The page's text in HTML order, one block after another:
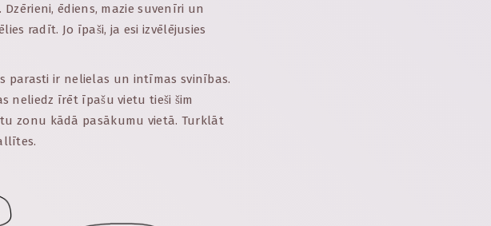
ēdiens, mazie suvenīri un
radīt. Jo īpaši, ja esi izvēlējusies
parasti ir nelielas un intīmas svinības.
neliedz īrēt īpašu vietu tieši šim
zonu kādā pasākumu vietā. Turklāt